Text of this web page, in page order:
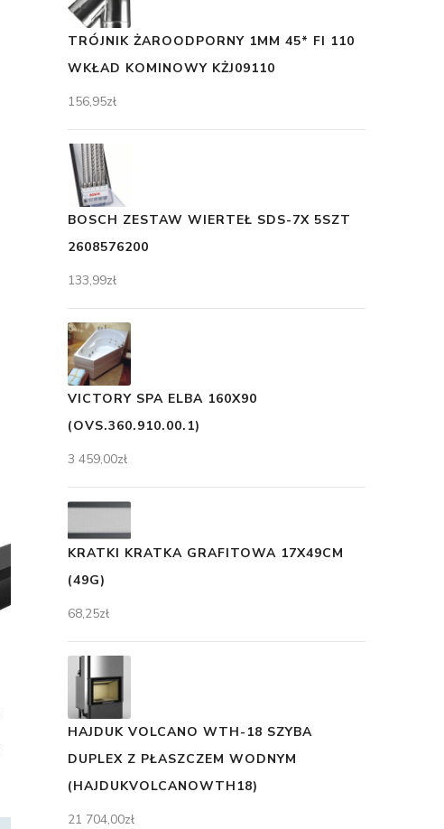
TRÓJNIK ŻAROODPORNY 1MM 45* FI 110
WKŁAD KOMINOWY KŻJ09110
156,95zł
BOSCH ZESTAW WIERTEŁ SDS-7X 5SZT
2608576200
133,99zł
VICTORY SPA ELBA 160X90
(OVS.360.910.00.1)
3 459,00zł
KRATKI KRATKA GRAFITOWA 17X49CM
(49G)
68,25zł
HAJDUK VOLCANO WTH-18 SZYBA
DUPLEX Z PŁASZCZEM WODNYM
(HAJDUKVOLCANOWTH18)
21 704,00zł